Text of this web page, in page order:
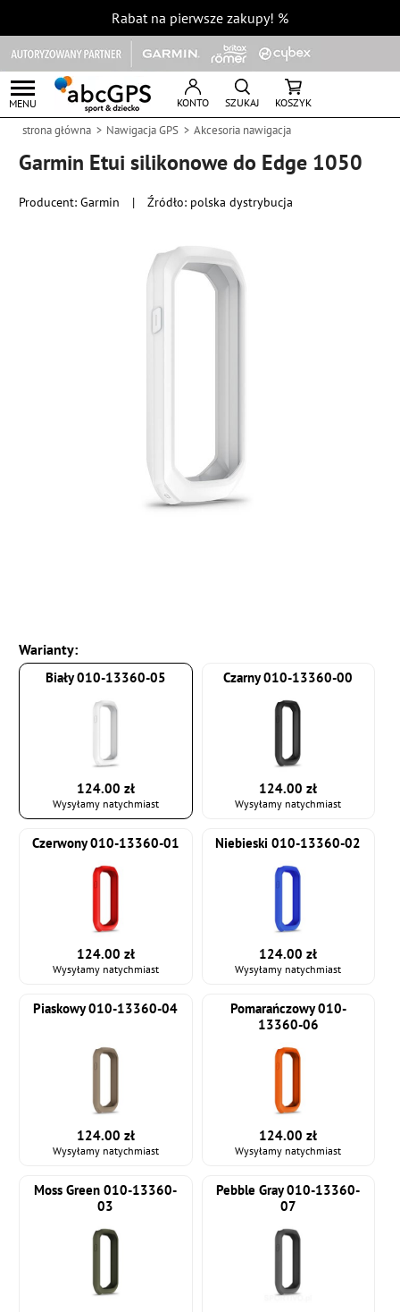
Rabat na pierwsze zakupy! %
MENU KONTO SZUKAJ KOSZYK
strona główna Nawigacja GPS Akcesoria nawigacja
Garmin Etui silikonowe do Edge 1050
Producent:Garmin | Źródło: polska dystrybucja
Warianty:
Biały 010-13360-05
124.00 zł
Wysyłamy natychmiast
Czarny 010-13360-00
124.00 zł
Wysyłamy natychmiast
Czerwony 010-13360-01
124.00 zł
Wysyłamy natychmiast
Niebieski 010-13360-02
124.00 zł
Wysyłamy natychmiast
Piaskowy 010-13360-04
124.00 zł
Wysyłamy natychmiast
Pomarańczowy 010-
13360-06
124.00 zł
Wysyłamy natychmiast
Moss Green 010-13360-
03
Pebble Gray 010-13360-
07